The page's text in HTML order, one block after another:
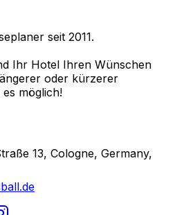
seit 2011.
Ihr Hotel Ihren Wünschen
oder kürzerer
möglich!
13, Cologne, Germany,